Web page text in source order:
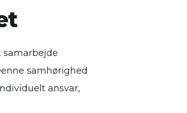
samhørighed
ansvar,